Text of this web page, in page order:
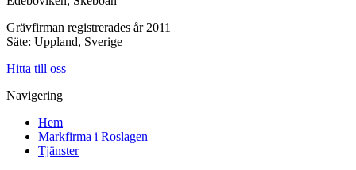
Grävfirman registrerades år 2011
Säte: Uppland, Sverige
Hitta till oss
Navigering
Hem
Markfirma i Roslagen
Tjänster